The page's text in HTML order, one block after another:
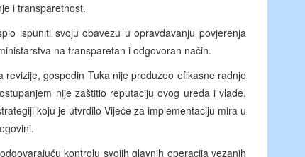
i transparetnost.
ispuniti svoju obavezu u opravdavanju povjerenja
na transparetan i odgovoran način.
gospodin Tuka nije preduzeo efikasne radnje
nije zaštitio reputaciju ovog ureda i vlade.
koju je utvrdilo Vijeće za implementaciju mira u
kontrolu svojih glavnih operacija vezanih